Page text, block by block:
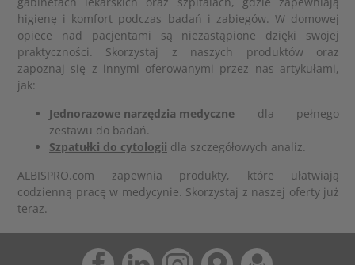
higienę i komfort podczas badań i zabiegów. W domowej
opiece nad pacjentami są niezastąpione dzięki swojej
praktyczności. Skorzystaj z naszych produktów oraz
zapoznaj się z innymi oferowanymi przez nas artykułami,
jak:
Jednorazowe narzędzia medyczne dla pełnego
zestawu do badań.
Szpatułki do cytologii dla szczegółowych analiz.
ALBISPRO.com zapewnia produkty, które ułatwiają
codzienną pracę w medycynie. Skorzystaj z naszej oferty już
teraz.